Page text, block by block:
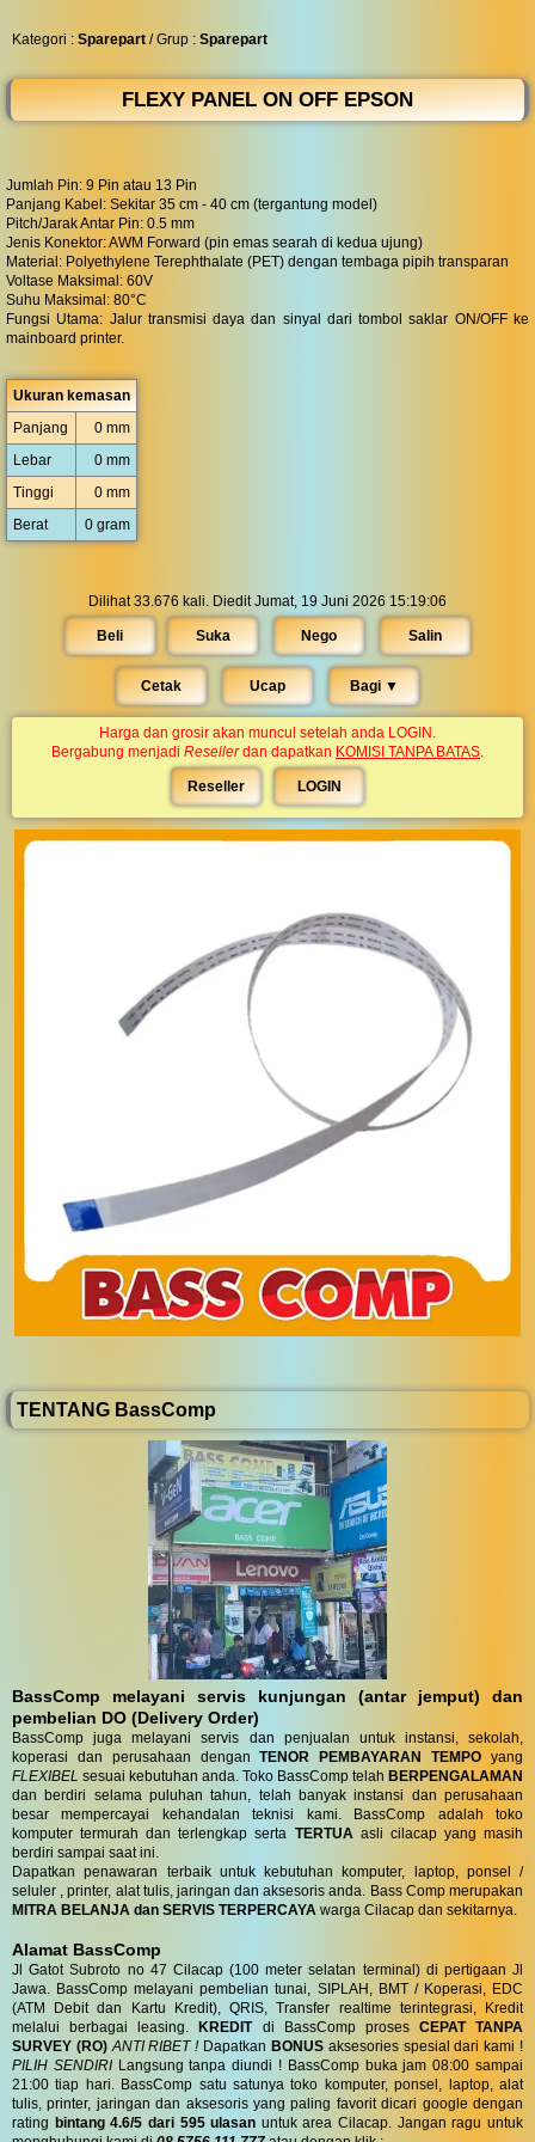
Kategori : Sparepart / Grup : Sparepart
FLEXY PANEL ON OFF EPSON
Jumlah Pin: 9 Pin atau 13 Pin
Panjang Kabel: Sekitar 35 cm - 40 cm (tergantung model)
Pitch/Jarak Antar Pin: 0.5 mm
Jenis Konektor: AWM Forward (pin emas searah di kedua ujung)
Material: Polyethylene Terephthalate (PET) dengan tembaga pipih transparan
Voltase Maksimal: 60V
Suhu Maksimal: 80°C
Fungsi Utama: Jalur transmisi daya dan sinyal dari tombol saklar ON/OFF ke
mainboard printer.
Ukuran kemasan
Panjang
0 mm
Lebar
0 mm
Tinggi
0 mm
Berat
0 gram
Dilihat 33.676 kali. Diedit Jumat, 19 Juni 2026 15:19:06
Beli Suka Nego Salin
Cetak Ucap Bagi ▼︎
Harga dan grosir akan muncul setelah anda LOGIN.
Bergabung menjadi Resellerdan dapatkan KOMISI TANPA BATAS.
Reseller LOGIN
TENTANG BassComp
BassComp melayani servis kunjungan (antar jemput) dan
pembelian DO (Delivery Order)
BassComp juga melayani servis dan penjualan untuk instansi, sekolah,
koperasi dan perusahaan denganTENOR PEMBAYARAN TEMPO yang
FLEXIBEL sesuai kebutuhan anda. Toko BassComp telah BERPENGALAMAN
dan berdiri selama puluhan tahun, telah banyak instansi dan perusahaan
besar mempercayai kehandalan teknisi kami. BassComp adalah toko
komputer termurah dan terlengkap serta TERTUA asli cilacap yang masih
berdiri sampai saat ini.
Dapatkan penawaran terbaik untuk kebutuhan komputer, laptop, ponsel /
seluler , printer, alat tulis, jaringan dan aksesoris anda. Bass Comp merupakan
MITRA BELANJA dan SERVIS TERPERCAYA warga Cilacap dan sekitarnya.
Alamat BassComp
Jl Gatot Subroto no 47 Cilacap (100 meter selatan terminal) di pertigaan Jl
Jawa. BassComp melayani pembelian tunai, SIPLAH, BMT / Koperasi, EDC
(ATM Debit dan Kartu Kredit), QRIS, Transfer realtime terintegrasi, Kredit
melalui berbagai leasing.KREDITdi BassComp proses CEPAT TANPA
SURVEY (RO) ANTI RIBET !Dapatkan BONUSaksesories spesial dari kami !
PILIH SENDIRILangsung tanpa diundi ! BassComp buka jam 08:00 sampai
21:00 tiap hari. BassComp satu satunya toko komputer, ponsel, laptop, alat
tulis, printer, jaringan dan aksesoris yang paling favorit dicari google dengan
rating bintang 4.6/5 dari 595 ulasan untuk area Cilacap. Jangan ragu untuk